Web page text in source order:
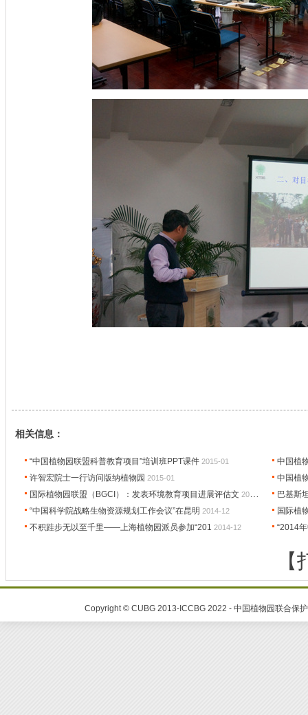
相关信息：
“中国植物园联盟科普教育项目”培训班PPT课件 2015-01
中国植
许智宏院士一行访问版纳植物园 2015-01
中国植
国际植物园联盟（BGCI）：发表环境教育项目进展评估文 2015-01
巴基斯
“中国科学院战略生物资源规划工作会议”在昆明 2014-12
国际植
不积跬步无以至千里——上海植物园派员参加“201 2014-12 “2014
Copyright © CUBG 2013-ICCBG 2022 - 中国植物园联合保